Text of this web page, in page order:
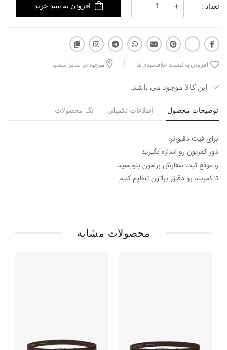
تعداد : افزودن به سبد خرید
افزودن به لیست علاقه‌مندی ها موجود در سایر شعب
این کالا موجود می باشد.
توضیحات محصول اطلاعات تکمیلی تگ محصولات
برای فیت دقیق‌تر،
دور کمرتون رو اندازه بگیرید
و موقع ثبت سفارش برامون بنویسید
تا کمربند رو دقیق براتون تنظیم کنیم
محصولات مشابه